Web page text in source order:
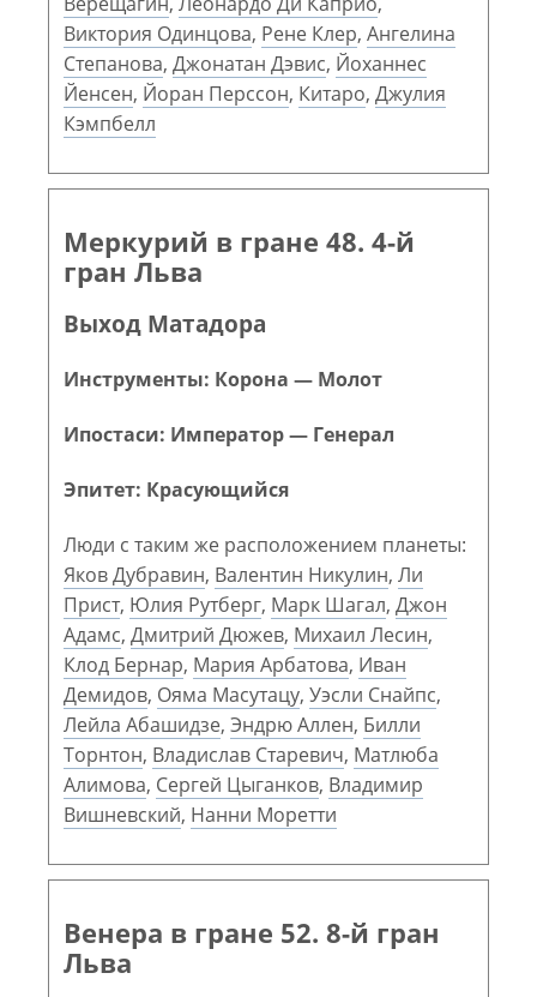
Виктория Одинцова, Рене Клер, Ангелина
Степанова, Джонатан Дэвис, Йоханнес
Йенсен, Йоран Перссон, Китаро, Джулия
Кэмпбелл
Меркурий в гране 48. 4-й
гран Льва
Выход Матадора
Инструменты: Корона — Молот
Ипостаси: Император — Генерал
Эпитет: Красующийся
Люди с таким же расположением планеты:
Яков Дубравин, Валентин Никулин, Ли
Прист, Юлия Рутберг, Марк Шагал, Джон
Адамс, Дмитрий Дюжев, Михаил Лесин,
Клод Бернар, Мария Арбатова, Иван
Демидов, Ояма Масутацу, Уэсли Снайпс,
Лейла Абашидзе, Эндрю Аллен, Билли
Торнтон, Владислав Старевич, Матлюба
Алимова, Сергей Цыганков, Владимир
Вишневский, Нанни Моретти
Венера в гране 52. 8-й гран
Льва